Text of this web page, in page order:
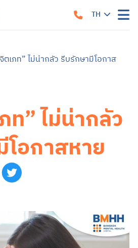
TH
อก
าครบวงจร
น
อทิสติกสเปกตรัม (ASD)
ญเหตุการณ์รุนแรง
ต
ตเภท” ไม่น่ากลัว รีบรักษามีโอกาส
ท” ไม่น่ากลัว
อกาสหาย